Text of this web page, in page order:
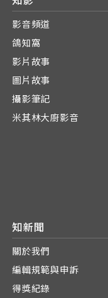
影音頻道
鴿知窩
影片故事
圖片故事
攝影筆記
米其林大廚影音
知新聞
關於我們
編輯規範與申訴
得獎紀錄